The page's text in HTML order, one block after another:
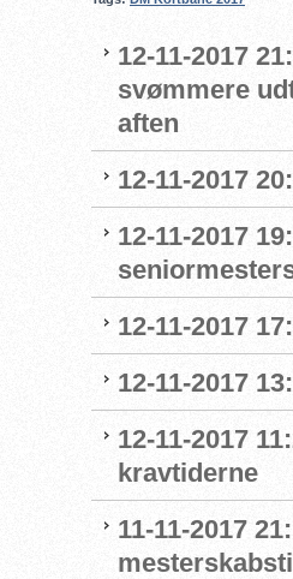
12-11-2017
svømmere
aften
12-11-2017
12-11-2017
12-11-2017
12-11-2017
12-11-2017
kravtiderne
11-11-2017